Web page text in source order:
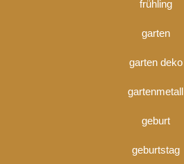
frühling
garten
garten deko
gartenmetall
geburt
geburtstag